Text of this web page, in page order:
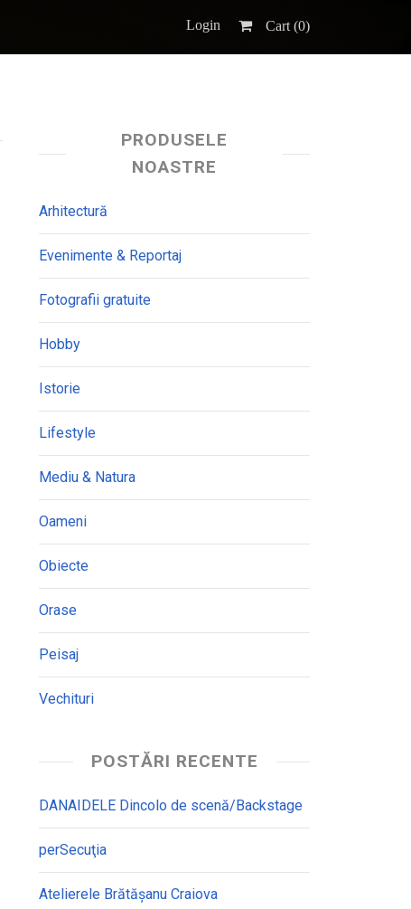
Login Cart (0)
PRODUSELE
NOASTRE
Arhitectură
Evenimente & Reportaj
Fotografii gratuite
Hobby
Istorie
Lifestyle
Mediu & Natura
Oameni
Obiecte
Orase
Peisaj
Vechituri
POSTĂRI RECENTE
DANAIDELE Dincolo de scenă/Backstage
perSecuţia
Atelierele Brătășanu Craiova